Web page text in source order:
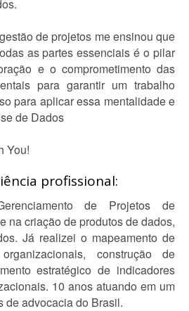
de projetos me ensinou que
as partes essenciais é o pilar
e o comprometimento das
para garantir um trabalho
para aplicar essa mentalidade e
de Dados
You!
profissional:
de Projetos de
na criação de produtos de dados,
Já realizei o mapeamento de
construção de
estratégico de indicadores
10 anos atuando em um
de advocacia do Brasil.